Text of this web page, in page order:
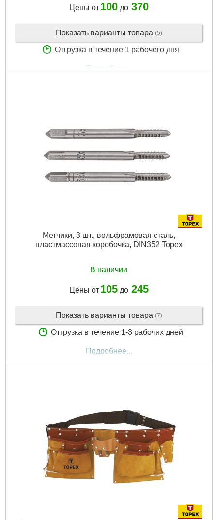
Цены от 100до 370
Показать варианты товара (5)
Отгрузка в течение 1 рабочего дня
Подробнее...
Метчики, 3 шт., вольфрамовая сталь,
пластмассовая коробочка, DIN352 Topex
В наличии
Цены от 105до 245
Показать варианты товара (7)
Отгрузка в течение 1-3 рабочих дней
Подробнее...